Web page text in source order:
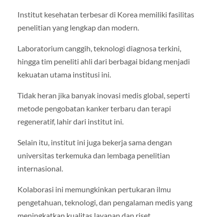
Institut kesehatan terbesar di Korea memiliki fasilitas
penelitian yang lengkap dan modern.
Laboratorium canggih, teknologi diagnosa terkini,
hingga tim peneliti ahli dari berbagai bidang menjadi
kekuatan utama institusi ini.
Tidak heran jika banyak inovasi medis global, seperti
metode pengobatan kanker terbaru dan terapi
regeneratif, lahir dari institut ini.
Selain itu, institut ini juga bekerja sama dengan
universitas terkemuka dan lembaga penelitian
internasional.
Kolaborasi ini memungkinkan pertukaran ilmu
pengetahuan, teknologi, dan pengalaman medis yang